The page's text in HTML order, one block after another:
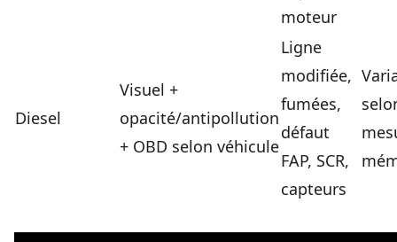
moteur
Diesel
Visuel +
opacité/antipollution
+ OBD selon véhicule
Ligne
modifiée,
fumées,
défaut
FAP, SCR,
capteurs